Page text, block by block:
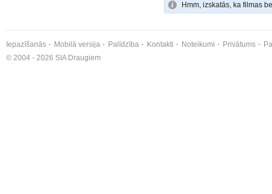
Hmm, izskatās, ka filmas
Iepazīšanās Mobilā versija Palīdzība Kontakti Noteikumi Privātums
© 2004 - 2026 SIA Draugiem